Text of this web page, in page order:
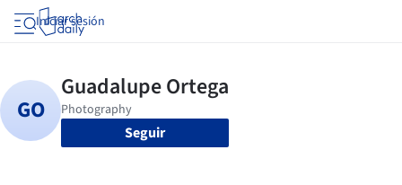
Iniciar sesión
Seguir